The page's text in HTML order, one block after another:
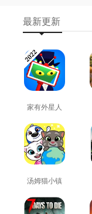
最新更新
家有外星人
免费版
查看
汤姆猫小镇
免费版
查看